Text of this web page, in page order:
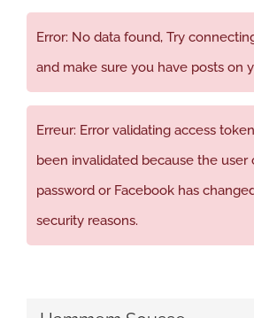
Error: No data found, Try
and make sure you have posts on
Erreur: Error validating access
been invalidated because the user
password or Facebook has
security reasons.